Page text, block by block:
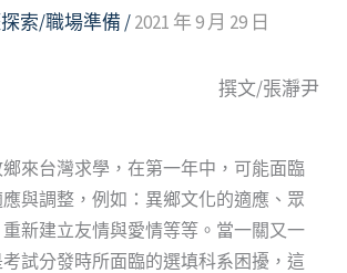
索/職場準備 /2021 年 9 月 29 日
撰文/張瀞尹
來台灣求學，在第一年中，可能面臨
與調整，例如：異鄉文化的適應、眾
新建立友情與愛情等等。當一關又一
試分發時所面臨的選填科系困擾，這